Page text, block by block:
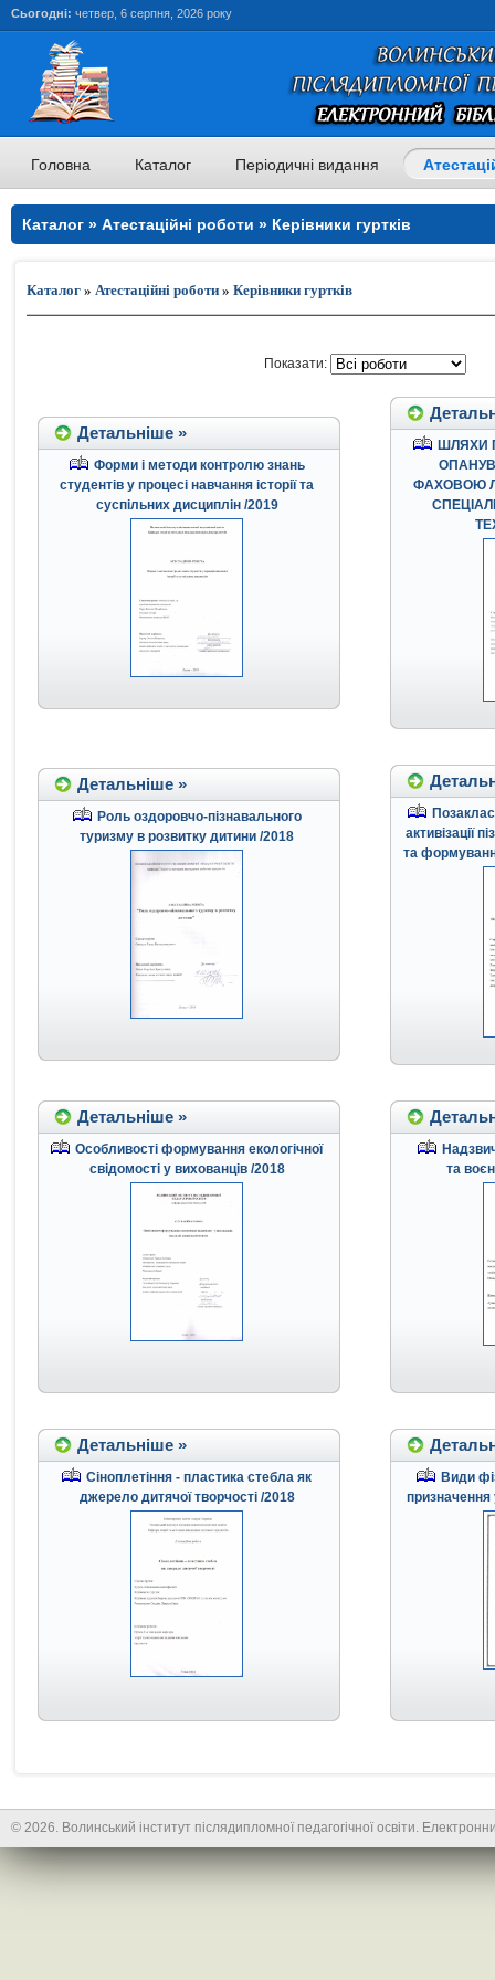
Сьогодні: четвер, 6 серпня, 2026 року
Головна Каталог Періодичні видання
Каталог » Атестаційні роботи » Керівники гуртків
Каталог » Атестаційні роботи » Керівники гуртків
Показати:
Детальніше »
Форми і методи контролю знань
студентів у процесі навчання історії та
суспільних дисциплін /2019
ШЛЯХИ
ФАХОВОЮ
Детальніше »
Роль оздоровчо-пізнавального
туризму в розвитку дитини /2018
активізації
та
Детальніше »
Особливості формування екологічної
свідомості у вихованців /2018
та
Детальніше »
Сіноплетіння - пластика стебла як
джерело дитячої творчості /2018
Види
призначення
© 2026. Волинський інститут післядипломної педагогічної освіти.